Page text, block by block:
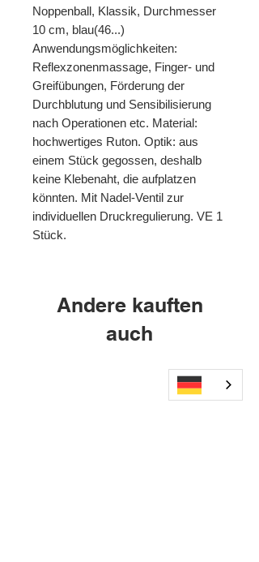
Noppenball, Klassik, Durchmesser
10 cm, blau(46...)
Anwendungsmöglichkeiten:
Reflexzonenmassage, Finger- und
Greifübungen, Förderung der
Durchblutung und Sensibilisierung
nach Operationen etc. Material:
hochwertiges Ruton. Optik: aus
einem Stück gegossen, deshalb
keine Klebenaht, die aufplatzen
könnten. Mit Nadel-Ventil zur
individuellen Druckregulierung. VE 1
Stück.
Andere kauften
auch